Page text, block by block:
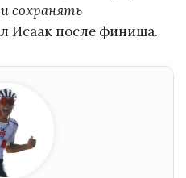
сохранять
Исаак после финиша.